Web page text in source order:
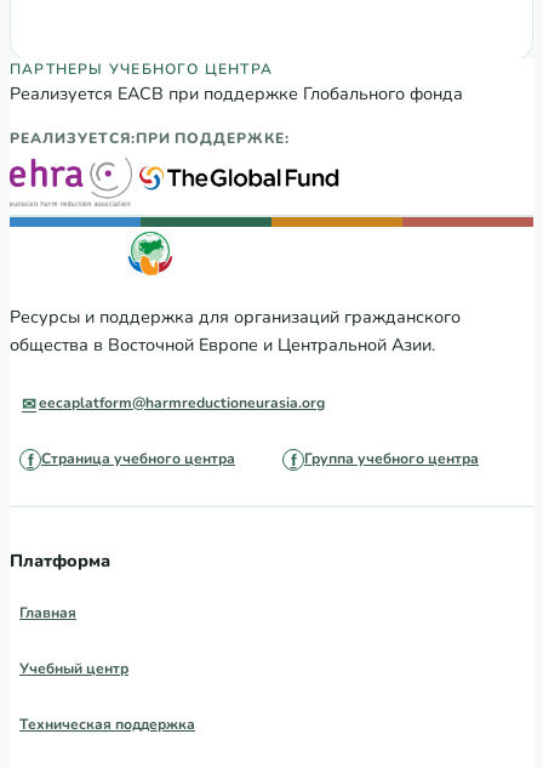
Партнеры Регионального учебного
ПАРТНЕРЫ УЧЕБНОГО ЦЕНТРА
Реализуется ЕАСВ при поддержке Глобального фонда
РЕАЛИЗУЕТСЯ:ПРИ ПОДДЕРЖКЕ:
Ресурсы и поддержка для организаций гражданского
общества в Восточной Европе и Центральной Азии.
eecaplatform@harmreductioneurasia.org
Страница учебного центра Группа учебного центра
Платформа
Главная
Учебный центр
Техническая поддержка